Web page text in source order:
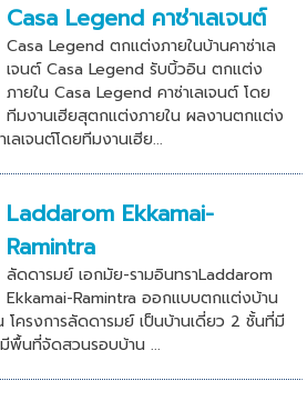
Casa Legend คาซ่าเลเจนต์
Casa Legend ตกแต่งภายในบ้านคาซ่าเล
เจนต์ Casa Legend รับบิ้วอิน ตกแต่ง
ภายใน Casa Legend คาซ่าเลเจนต์ โดย
ทีมงานเฮียสุตกแต่งภายใน ผลงานตกแต่ง
ลเจนต์โดยทีมงานเฮีย...
Laddarom Ekkamai-
Ramintra
ลัดดารมย์ เอกมัย-รามอินทราLaddarom
Ekkamai-Ramintra ออกแบบตกแต่งบ้าน
รงการลัดดารมย์ เป็นบ้านเดี่ยว 2 ชั้นที่มี
พื้นที่จัดสวนรอบบ้าน ...